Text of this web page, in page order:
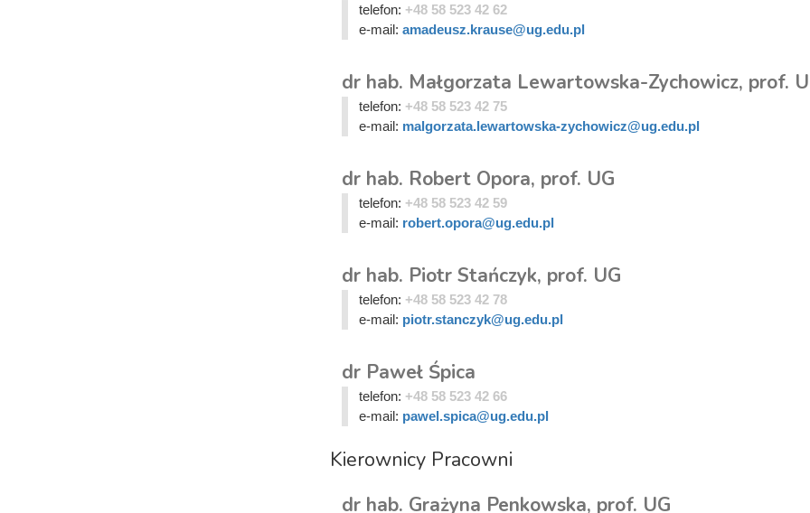
telefon: +48 58 523 42 62
e-mail: amadeusz.krause@ug.edu.pl
dr hab. Małgorzata Lewartowska-Zychowicz, prof.
telefon: +48 58 523 42 75
e-mail: malgorzata.lewartowska-zychowicz@ug.edu.pl
dr hab. Robert Opora, prof. UG
telefon: +48 58 523 42 59
e-mail: robert.opora@ug.edu.pl
dr hab. Piotr Stańczyk, prof. UG
telefon: +48 58 523 42 78
e-mail: piotr.stanczyk@ug.edu.pl
dr Paweł Śpica
telefon: +48 58 523 42 66
e-mail: pawel.spica@ug.edu.pl
Kierownicy Pracowni
dr hab. Grażyna Penkowska, prof. UG